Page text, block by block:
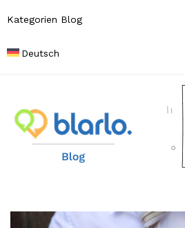
Kategorien Blog
Deutsch
B